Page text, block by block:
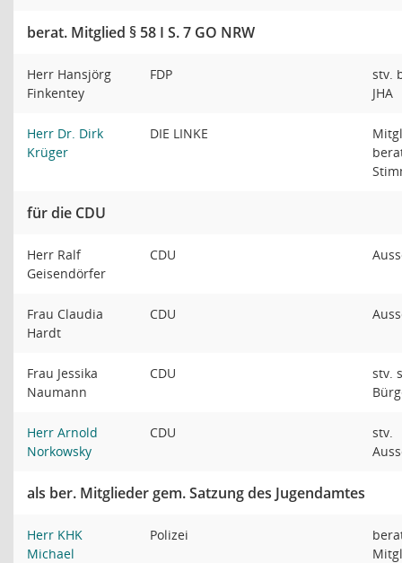
berat. Mitglied § 58 I S. 7 GO NRW
Herr Hansjörg
Finkentey
FDP
stv.
JHA
Herr Dr. Dirk
Krüger
DIE LINKE
für die CDU
Herr Ralf
Geisendörfer
CDU
Frau Claudia
Hardt
CDU
Frau Jessika
Naumann
CDU
stv.
Herr Arnold
Norkowsky
CDU
stv.
als ber. Mitglieder gem. Satzung des Jugendamtes
Herr KHK
Michael
Polizei